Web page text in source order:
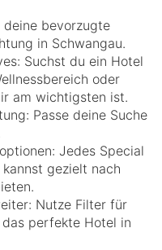
deine bevorzugte
in Schwangau.
Suchst du ein Hotel
oder
am wichtigsten ist.
Passe deine Suche
Jedes Special
gezielt nach
Nutze Filter für
das perfekte Hotel in